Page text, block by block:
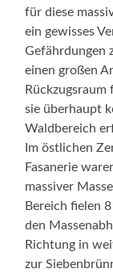
für diese
ein gewisses
Gefährdungen
einen großen
Rückzugsraum
sie überhaupt
Waldbereich
Im östlichen
Fasanerie
massiver
Bereich fielen
den
Richtung in
zur